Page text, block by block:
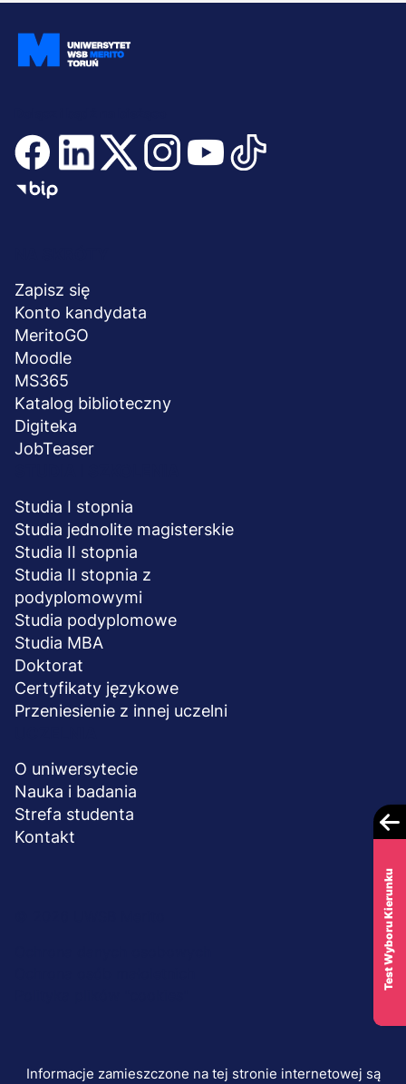
stopka
Zapisz się
Konto kandydata
MeritoGO
Moodle
MS365
Katalog biblioteczny
Digiteka
JobTeaser
Studia I stopnia
Studia jednolite magisterskie
Studia II stopnia
Studia II stopnia z
podyplomowymi
Studia podyplomowe
Studia MBA
Doktorat
Certyfikaty językowe
Przeniesienie z innej uczelni
O uniwersytecie
Nauka i badania
Strefa studenta
Kontakt
Informacje zamieszczone na tej stronie internetowej są
Test Wyboru Kierunku